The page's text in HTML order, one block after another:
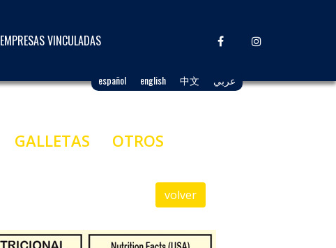
español english 中文 عربي
EMPRESAS VINCULADAS
GALLETAS OTROS
volver